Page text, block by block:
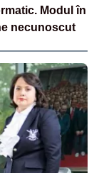
Modul în
necunoscut